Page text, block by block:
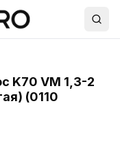
K70 VM 1,3-2
(0110